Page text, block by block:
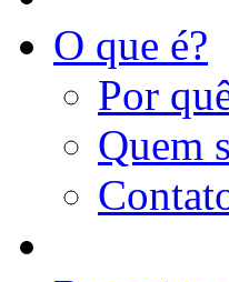
O que é?
Por
Quem